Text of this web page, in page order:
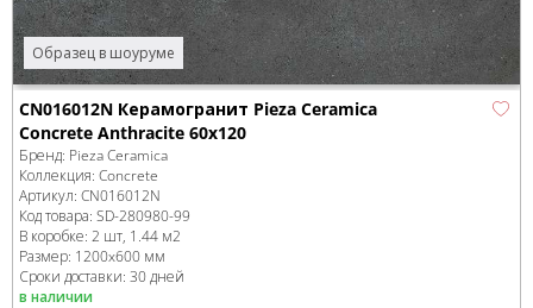
Образец в шоуруме
CN016012N Керамогранит Pieza Ceramica
Concrete Anthracite 60х120
Бренд: Pieza Ceramica
Коллекция: Concrete
Артикул: CN016012N
Код товара: SD-280980-99
В коробке: 2 шт, 1.44 м2
Размер: 1200x600 мм
Сроки доставки: 30 дней
в наличии